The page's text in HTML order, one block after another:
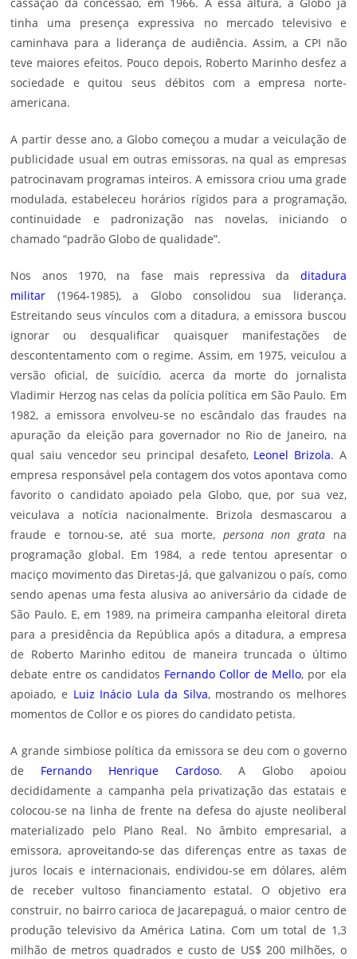
tinha uma presença expressiva no mercado televisivo e
caminhava para a liderança de audiência. Assim, a CPI não
teve maiores efeitos. Pouco depois, Roberto Marinho desfez a
sociedade e quitou seus débitos com a empresa norte-
americana.
A partir desse ano, a Globo começou a mudar a veiculação de
publicidade usual em outras emissoras, na qual as empresas
patrocinavam programas inteiros. A emissora criou uma grade
modulada, estabeleceu horários rígidos para a programação,
continuidade e padronização nas novelas, iniciando o
chamado “padrão Globo de qualidade”.
Nos anos 1970, na fase mais repressiva da ditadura
militar (1964-1985), a Globo consolidou sua liderança.
Estreitando seus vínculos com a ditadura, a emissora buscou
ignorar ou desqualificar quaisquer manifestações de
descontentamento com o regime. Assim, em 1975, veiculou a
versão oficial, de suicídio, acerca da morte do jornalista
Vladimir Herzog nas celas da polícia política em São Paulo. Em
1982, a emissora envolveu-se no escândalo das fraudes na
apuração da eleição para governador no Rio de Janeiro, na
qual saiu vencedor seu principal desafeto, Leonel Brizola. A
empresa responsável pela contagem dos votos apontava como
favorito o candidato apoiado pela Globo, que, por sua vez,
veiculava a notícia nacionalmente. Brizola desmascarou a
fraude e tornou-se, até sua morte, persona non grata na
programação global. Em 1984, a rede tentou apresentar o
maciço movimento das Diretas-Já, que galvanizou o país, como
sendo apenas uma festa alusiva ao aniversário da cidade de
São Paulo. E, em 1989, na primeira campanha eleitoral direta
para a presidência da República após a ditadura, a empresa
de Roberto Marinho editou de maneira truncada o último
debate entre os candidatos Fernando Collor de Mello, por ela
apoiado, e Luiz Inácio Lula da Silva, mostrando os melhores
momentos de Collor e os piores do candidato petista.
A grande simbiose política da emissora se deu com o governo
de Fernando Henrique Cardoso. A Globo apoiou
decididamente a campanha pela privatização das estatais e
colocou-se na linha de frente na defesa do ajuste neoliberal
materializado pelo Plano Real. No âmbito empresarial, a
emissora, aproveitando-se das diferenças entre as taxas de
juros locais e internacionais, endividou-se em dólares, além
de receber vultoso financiamento estatal. O objetivo era
construir, no bairro carioca de Jacarepaguá, o maior centro de
produção televisivo da América Latina. Com um total de 1,3
milhão de metros quadrados e custo de US$ 200 milhões, o